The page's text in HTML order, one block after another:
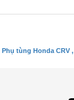
Phụ tùng Honda CRV ,